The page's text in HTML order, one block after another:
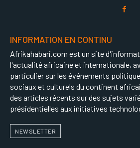
INFORMATION EN CONTINU
Afrikahabari.com est un site
l'actualité africaine et internationale,
particulier sur les événements
sociaux et culturels du continent
des articles récents sur des sujets
présidentielles aux initiatives
NEWSLETTER